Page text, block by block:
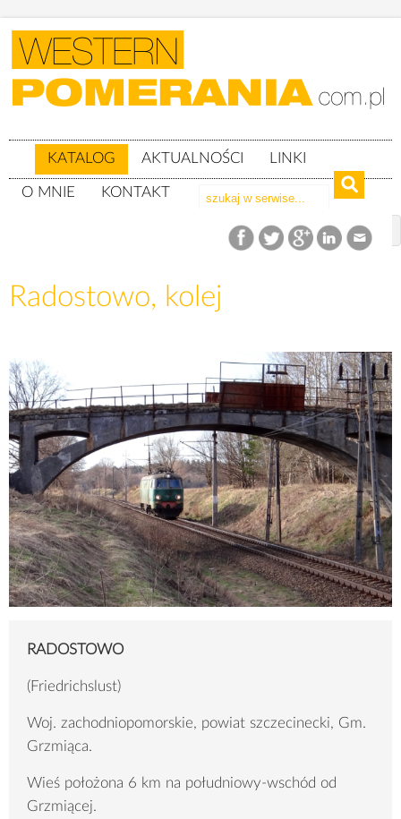
KATALOG AKTUALNOŚCI LINKI
O MNIE KONTAKT
woj. zachodniopomorskie
Radostowo, kolej
RADOSTOWO
(Friedrichslust)
Woj. zachodniopomorskie, powiat szczecinecki, Gm.
Grzmiąca.
Wieś położona 6 km na południowy-wschód od
Grzmiącej.